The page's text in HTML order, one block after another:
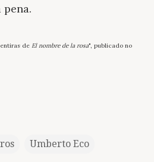
de El nombre de la rosa", publicado no
Umberto Eco